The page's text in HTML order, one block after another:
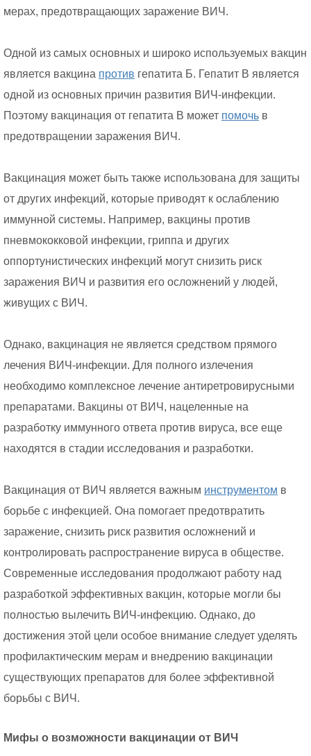
мерах, предотвращающих заражение ВИЧ.
Одной из самых основных и широко используемых вакцин
является вакцина против гепатита Б. Гепатит B является
одной из основных причин развития ВИЧ-инфекции.
Поэтому вакцинация от гепатита В может помочь в
предотвращении заражения ВИЧ.
Вакцинация может быть также использована для защиты
от других инфекций, которые приводят к ослаблению
иммунной системы. Например, вакцины против
пневмококковой инфекции, гриппа и других
оппортунистических инфекций могут снизить риск
заражения ВИЧ и развития его осложнений у людей,
живущих с ВИЧ.
Однако, вакцинация не является средством прямого
лечения ВИЧ-инфекции. Для полного излечения
необходимо комплексное лечение антиретровирусными
препаратами. Вакцины от ВИЧ, нацеленные на
разработку иммунного ответа против вируса, все еще
находятся в стадии исследования и разработки.
Вакцинация от ВИЧ является важным инструментом в
борьбе с инфекцией. Она помогает предотвратить
заражение, снизить риск развития осложнений и
контролировать распространение вируса в обществе.
Современные исследования продолжают работу над
разработкой эффективных вакцин, которые могли бы
полностью вылечить ВИЧ-инфекцию. Однако, до
достижения этой цели особое внимание следует уделять
профилактическим мерам и внедрению вакцинации
существующих препаратов для более эффективной
борьбы с ВИЧ.
Мифы о возможности вакцинации от ВИЧ